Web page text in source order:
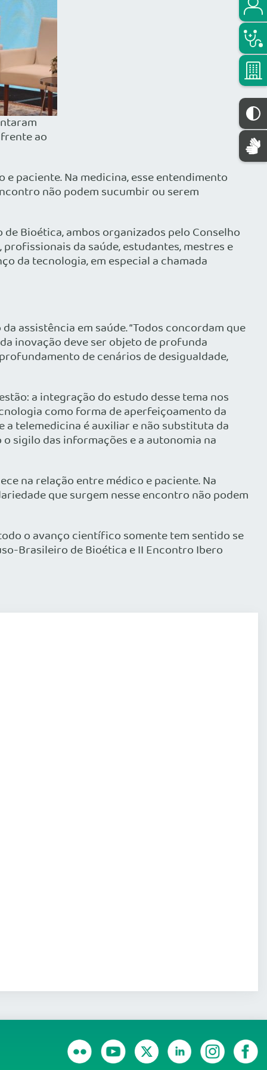
ao
paciente. Na medicina, esse entendimento
não podem sucumbir ou serem
Bioética, ambos organizados pelo Conselho
da saúde, estudantes, mestres e
da tecnologia, em especial a chamada
assistência em saúde. “Todos concordam que
inovação deve ser objeto de profunda
de cenários de desigualdade,
a integração do estudo desse tema nos
como forma de aperfeiçoamento da
telemedicina é auxiliar e não substituta da
sigilo das informações e a autonomia na
na relação entre médico e paciente. Na
que surgem nesse encontro não podem
o avanço científico somente tem sentido se
Brasileiro de Bioética e II Encontro Ibero